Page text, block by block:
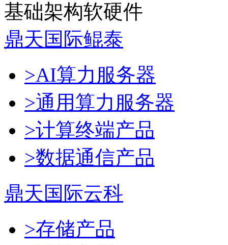
基础架构软硬件
鼎天国际鲲泰
>AI算力服务器
>通用算力服务器
>计算终端产品
>数据通信产品
鼎天国际云科
>存储产品